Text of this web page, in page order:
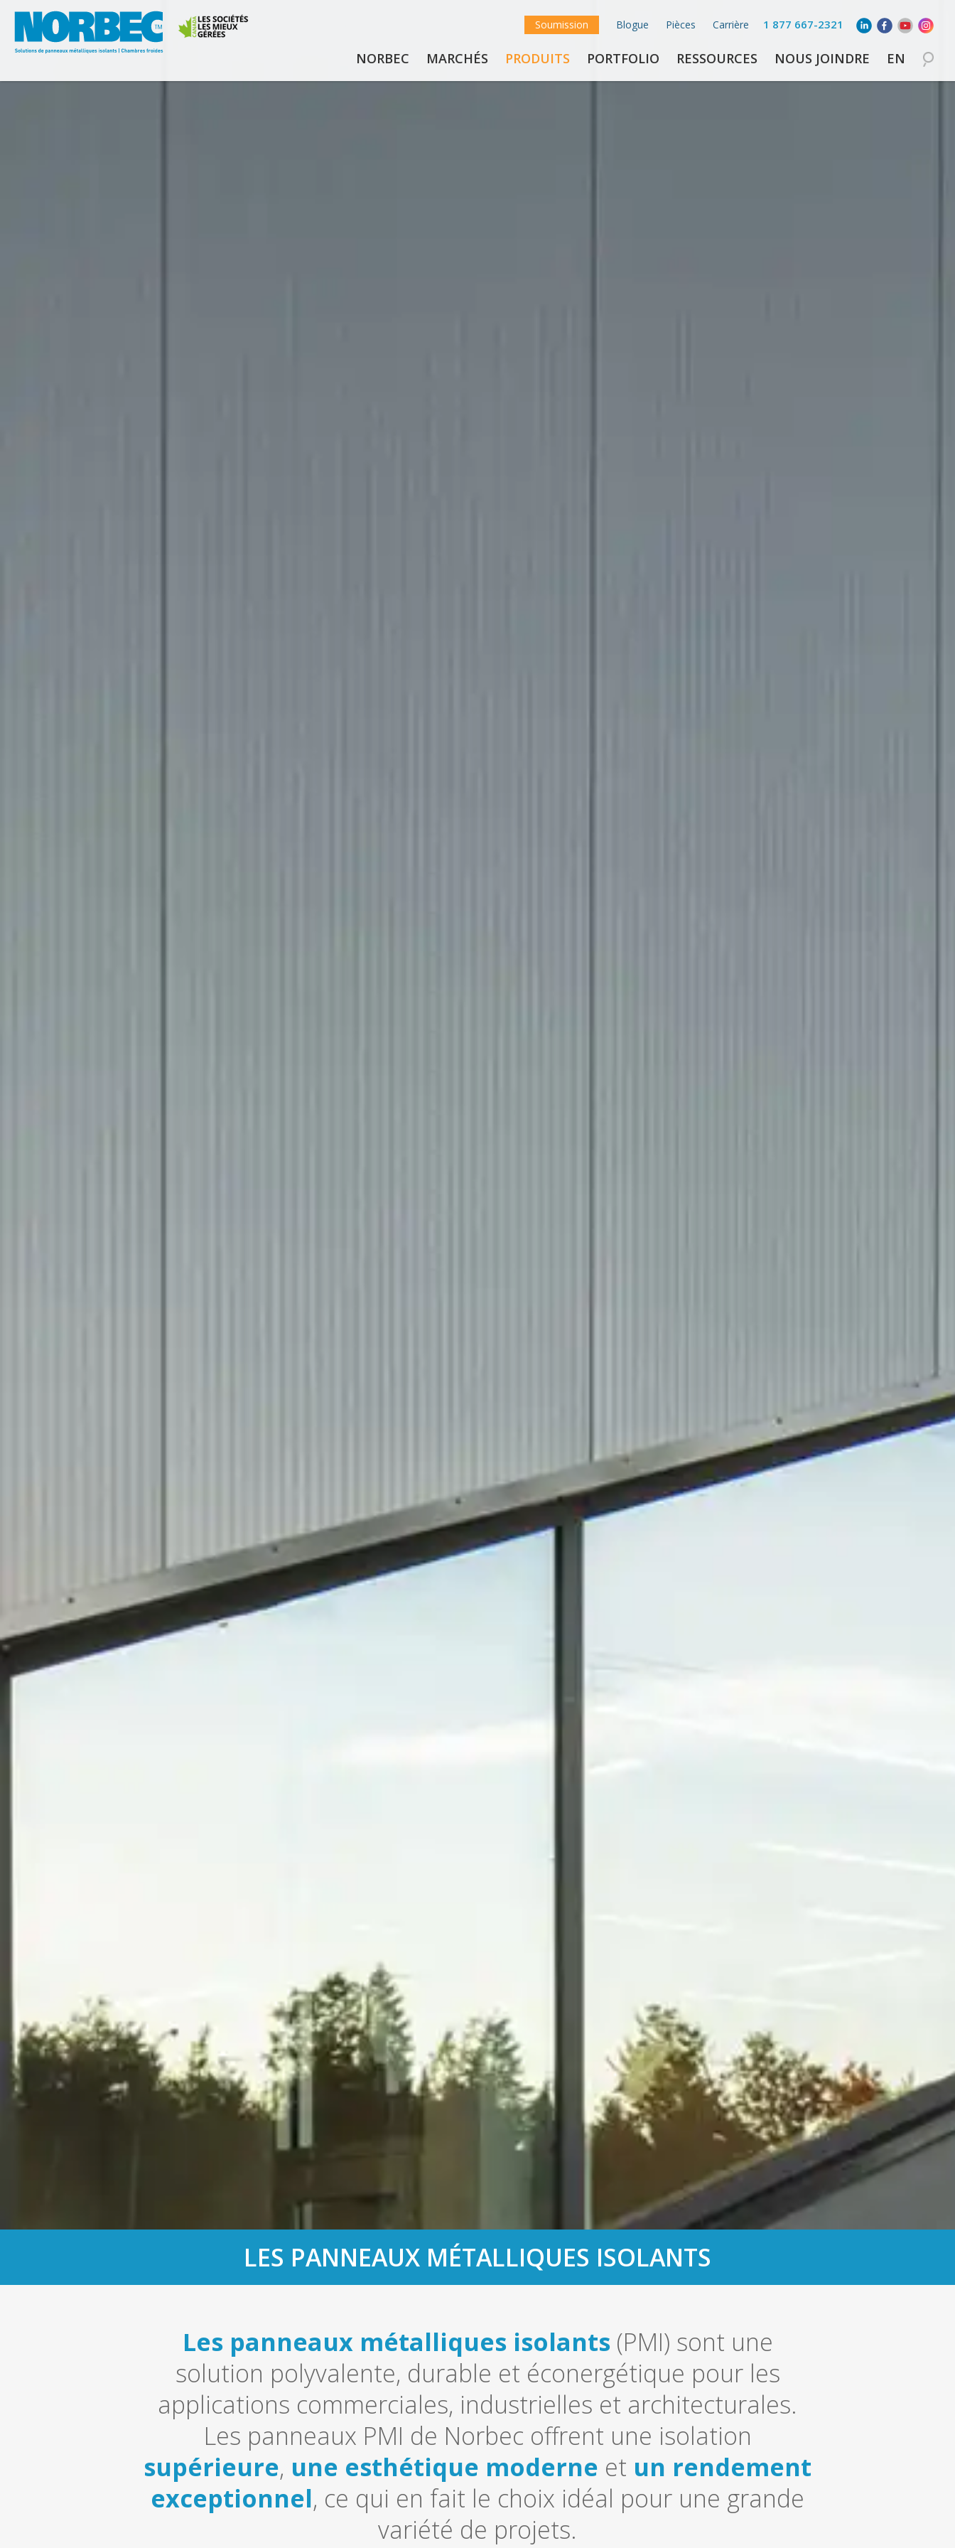
1 877 667-2321
Soumission Blogue Pièces Carrière
NORBEC MARCHÉS PRODUITS PORTFOLIO RESSOURCES NOUS JOINDRE EN
LES PANNEAUX MÉTALLIQUES ISOLANTS
Les panneaux métalliques isolants(PMI) sont une
solution polyvalente, durable et éconergétique pour les
applications commerciales, industrielles et architecturales.
Les panneaux PMI de Norbec offrent une isolation
supérieure, une esthétique moderne et un rendement
exceptionnel, ce qui en fait le choix idéal pour une grande
variété de projets.